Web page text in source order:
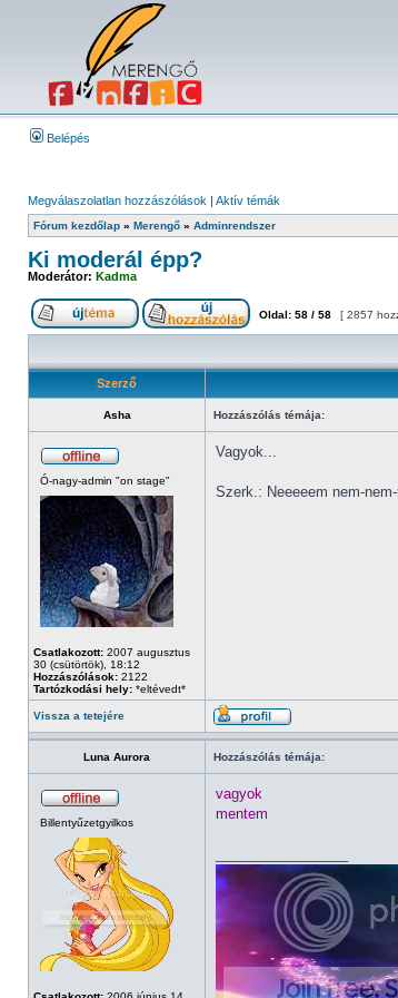
Belépés
Megválaszolatlan hozzászólások | Aktív témák
Fórum kezdőlap » Merengő » Adminrendszer
Ki moderál épp?
Moderátor: Kadma
Oldal: 58 / 58 [ 2857
Szerző
Asha Hozzászólás témája:
Ó-nagy-admin "on stage"
Csatlakozott: 2007 augusztus
30 (csütörtök), 18:12
Hozzászólások: 2122
Tartózkodási hely: *eltévedt*
Vagyok...
Szerk.: Neeeeem nem-
Vissza a tetejére
Luna Aurora Hozzászólás témája:
Billentyűzetgyilkos
vagyok
mentem